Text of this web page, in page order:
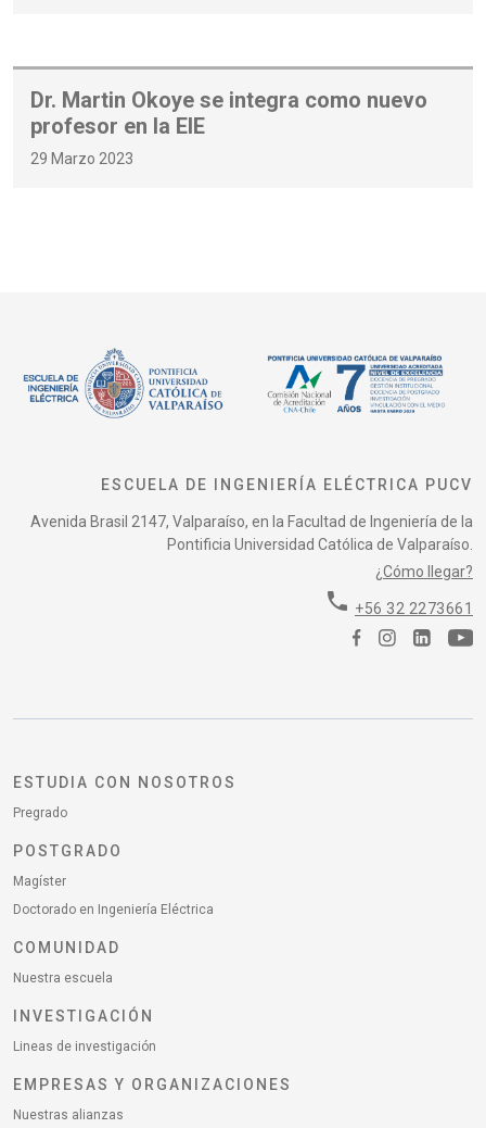
Dr. Martin Okoye se integra como nuevo
profesor en la EIE
29 Marzo 2023
ESCUELA DE INGENIERÍA ELÉCTRICA PUCV
Avenida Brasil 2147, Valparaíso, en la Facultad de Ingeniería de la
Pontificia Universidad Católica de Valparaíso.
¿Cómo llegar?
phone +56 32 2273661
ESTUDIA CON NOSOTROS
Pregrado
POSTGRADO
Magíster
Doctorado en Ingeniería Eléctrica
COMUNIDAD
Nuestra escuela
INVESTIGACIÓN
Lineas de investigación
EMPRESAS Y ORGANIZACIONES
Nuestras alianzas